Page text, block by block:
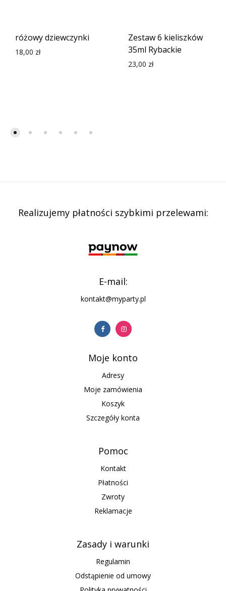
różowy dziewczynki
18,00 zł
Zestaw 6 kieliszków
35ml Rybackie
23,00 zł
Realizujemy płatności szybkimi przelewami:
E-mail:
kontakt@myparty.pl
Moje konto
Adresy
Moje zamówienia
Koszyk
Szczegóły konta
Pomoc
Kontakt
Płatności
Zwroty
Reklamacje
Zasady i warunki
Regulamin
Odstąpienie od umowy